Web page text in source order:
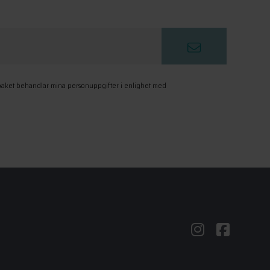
behandlar mina personuppgifter i enlighet med